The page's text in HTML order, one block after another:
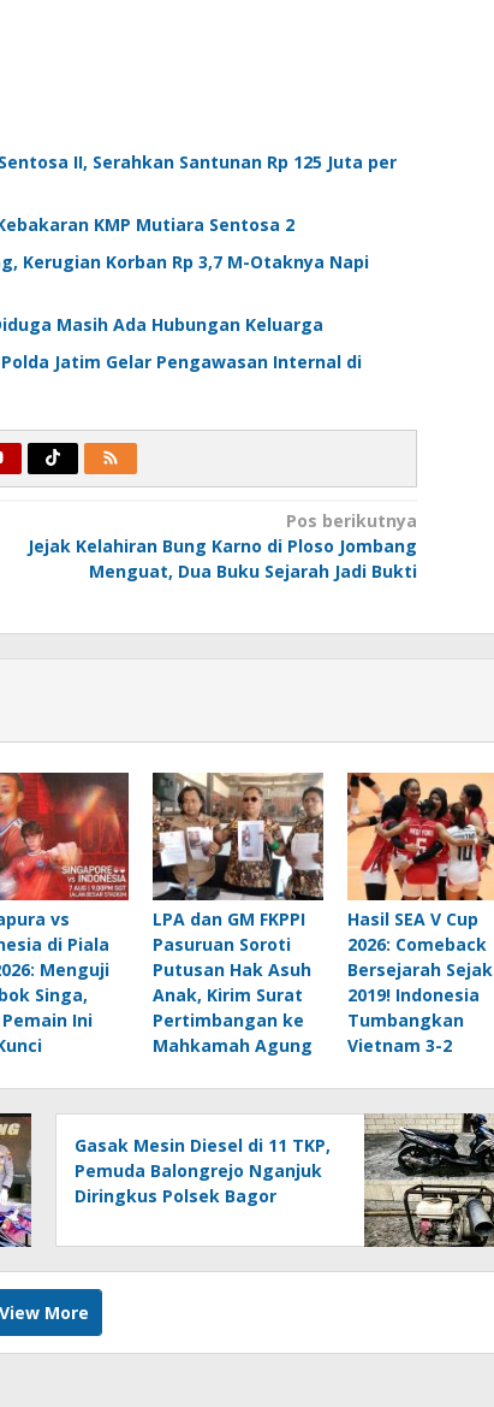
II, Serahkan Santunan Rp 125 Juta per
KMP Mutiara Sentosa 2
Kerugian Korban Rp 3,7 M-Otaknya Napi
Masih Ada Hubungan Keluarga
Jatim Gelar Pengawasan Internal di
Pos berikutnya
Jejak Kelahiran Bung Karno di Ploso Jombang
Menguat, Dua Buku Sejarah Jadi Bukti
vs
di Piala
Menguji
Singa,
Ini
LPA dan GM FKPPI
Pasuruan Soroti
Putusan Hak Asuh
Anak, Kirim Surat
Pertimbangan ke
Mahkamah Agung
Hasil SEA V Cup
2026: Comeback
Bersejarah Sejak
2019! Indonesia
Tumbangkan
Vietnam 3-2
Gasak Mesin Diesel di 11 TKP,
Pemuda Balongrejo Nganjuk
Diringkus Polsek Bagor
View More